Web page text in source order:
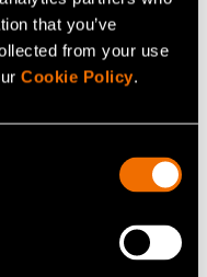
that you’ve
from your use
Cookie Policy.